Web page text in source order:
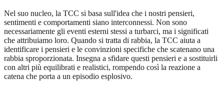
Nel suo nucleo, la TCC si basa sull'idea che i nostri pensieri,
sentimenti e comportamenti siano interconnessi. Non sono
necessariamente gli eventi esterni stessi a turbarci, ma i significati
che attribuiamo loro. Quando si tratta di rabbia, la TCC aiuta a
identificare i pensieri e le convinzioni specifiche che scatenano una
rabbia sproporzionata. Insegna a sfidare questi pensieri e a sostituirli
con altri più equilibrati e realistici, rompendo così la reazione a
catena che porta a un episodio esplosivo.